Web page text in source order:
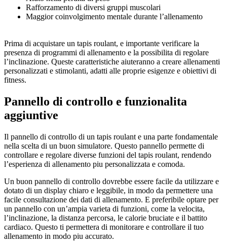
Rafforzamento di diversi gruppi muscolari
Maggior coinvolgimento mentale durante l’allenamento
Prima di acquistare un tapis roulant, e importante verificare la
presenza di programmi di allenamento e la possibilita di regolare
l’inclinazione. Queste caratteristiche aiuteranno a creare allenamenti
personalizzati e stimolanti, adatti alle proprie esigenze e obiettivi di
fitness.
Pannello di controllo e funzionalita
aggiuntive
Il pannello di controllo di un tapis roulant e una parte fondamentale
nella scelta di un buon simulatore. Questo pannello permette di
controllare e regolare diverse funzioni del tapis roulant, rendendo
l’esperienza di allenamento piu personalizzata e comoda.
Un buon pannello di controllo dovrebbe essere facile da utilizzare e
dotato di un display chiaro e leggibile, in modo da permettere una
facile consultazione dei dati di allenamento. E preferibile optare per
un pannello con un’ampia varieta di funzioni, come la velocita,
l’inclinazione, la distanza percorsa, le calorie bruciate e il battito
cardiaco. Questo ti permettera di monitorare e controllare il tuo
allenamento in modo piu accurato.